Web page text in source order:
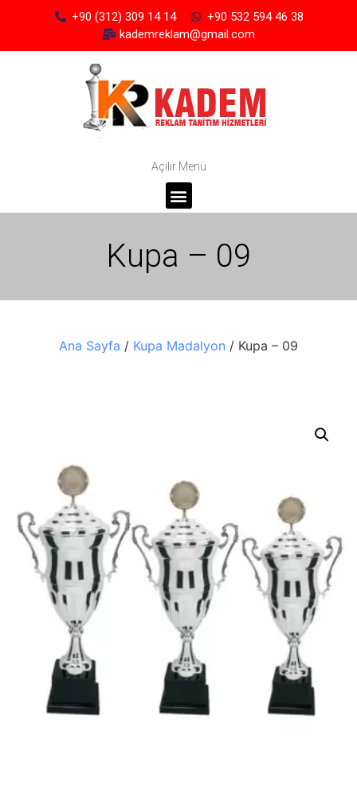
+90 (312) 309 14 14
+90 532 594 46 38
kademreklam@gmail.com
Açılır Menü
Kupa – 09
Ana Sayfa / Kupa Madalyon / Kupa – 09